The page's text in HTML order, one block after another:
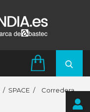
SPACE
Corredera